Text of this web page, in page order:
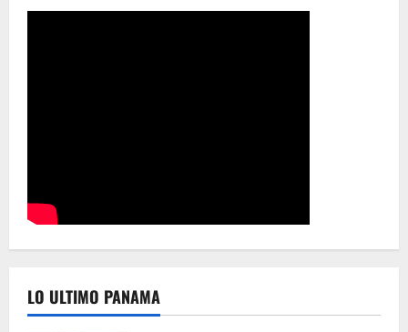
LO ULTIMO PANAMA